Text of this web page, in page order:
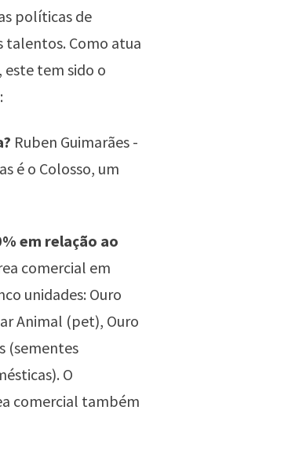
políticas de
talentos. Como atua
tem sido o
Ruben Guimarães -
é o Colosso, um
em relação ao
comercial em
unidades: Ouro
Animal (pet), Ouro
(sementes
O
comercial também